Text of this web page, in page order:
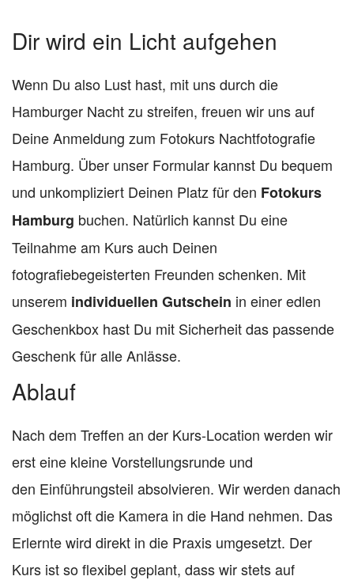
Dir wird ein Licht aufgehen
Wenn Du also Lust hast, mit uns durch die
Hamburger Nacht zu streifen, freuen wir uns auf
Deine Anmeldung zum Fotokurs Nachtfotografie
Hamburg. Über unser Formular kannst Du bequem
und unkompliziert Deinen Platz für den Fotokurs
Hamburg buchen. Natürlich kannst Du eine
Teilnahme am Kurs auch Deinen
fotografiebegeisterten Freunden schenken. Mit
unserem individuellen Gutschein in einer edlen
Geschenkbox hast Du mit Sicherheit das passende
Geschenk für alle Anlässe.
Ablauf
Nach dem Treffen an der Kurs-Location werden wir
erst eine kleine Vorstellungsrunde und
den Einführungsteil absolvieren. Wir werden danach
möglichst oft die Kamera in die Hand nehmen. Das
Erlernte wird direkt in die Praxis umgesetzt. Der
Kurs ist so flexibel geplant, dass wir stets auf